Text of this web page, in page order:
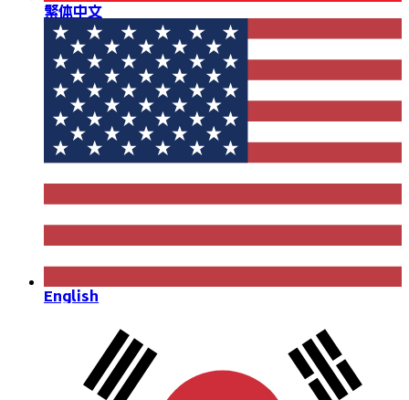
繁体中文
English